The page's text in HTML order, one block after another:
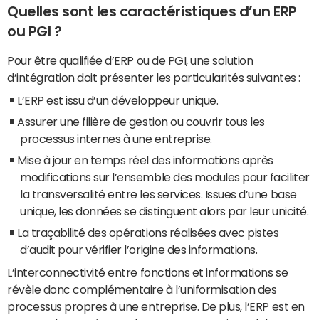
Quelles sont les caractéristiques d’un ERP
ou PGI ?
Pour être qualifiée d’ERP ou de PGI, une solution
d’intégration doit présenter les particularités suivantes :
L’ERP est issu d’un développeur unique.
Assurer une filière de gestion ou couvrir tous les
processus internes à une entreprise.
Mise à jour en temps réel des informations après
modifications sur l’ensemble des modules pour faciliter
la transversalité entre les services. Issues d’une base
unique, les données se distinguent alors par leur unicité.
La traçabilité des opérations réalisées avec pistes
d’audit pour vérifier l’origine des informations.
L’interconnectivité entre fonctions et informations se
révèle donc complémentaire à l’uniformisation des
processus propres à une entreprise. De plus, l’ERP est en